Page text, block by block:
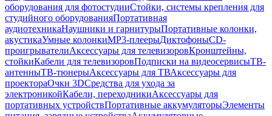
оборудования для фотостудииСтойки, системы крепления для
студийного оборудованияПортативная
аудиотехникаНаушники и гарнитурыПортативные колонки,
акустикаУмные колонкиMP3-плеерыДиктофоныCD-
проигрывателиАксессуары для телевизоровКронштейны,
стойкиКабели для телевизоровПодписки на видеосервисыТВ-
антенныТВ-тюнерыАксессуары для ТВАксессуары для
проектораОчки 3DСредства для ухода за
электроникойКабели, переходникиАксессуары для
портативных устройствПортативные аккумуляторыЭлементы